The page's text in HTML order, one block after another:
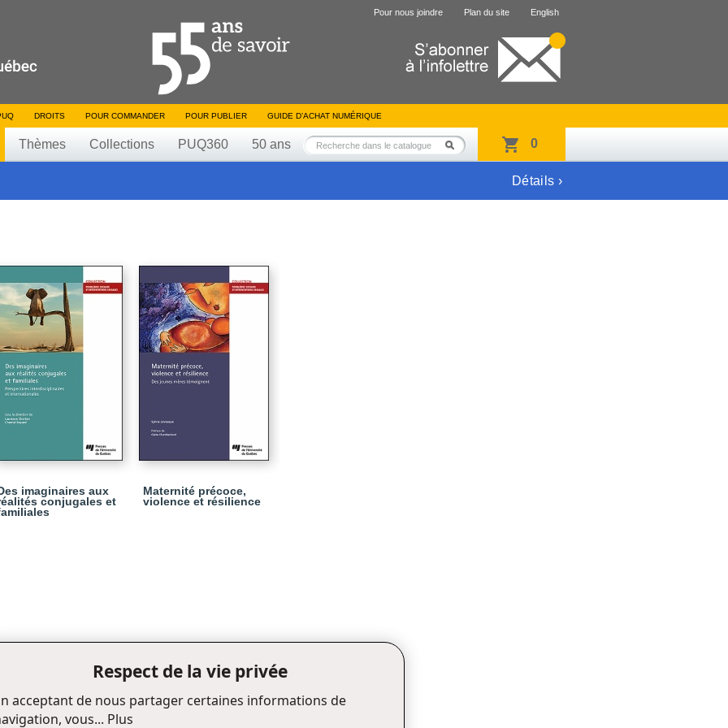
Pour nous joindre Plan du site English
DROITS POUR COMMANDER POUR PUBLIER GUIDE D’ACHAT NUMÉRIQUE
Thèmes Collections PUQ360 50 ans 0
Détails ›
imaginaires aux
conjugales et
Maternité précoce,
violence et résilience
Respect de la vie privée
acceptant de nous partager certaines informations de
vous... Plus